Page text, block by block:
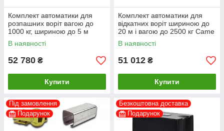
Комплект автоматики для
розпашних воріт вагою до
1000 кг, шириною до 5 м
Came ATI 5024 з приводом
інтенсивного використання
В наявності
52 780 ₴
Купити
Комплект автоматики для
відкатних воріт шириною до
20 м і вагою до 2500 кг Came
BKV-2500M з приводом з
магнітними кінцевиками
В наявності
51 012 ₴
Купити
Під замовлення
Подарунок
Безкоштовна доставка
Подарунок